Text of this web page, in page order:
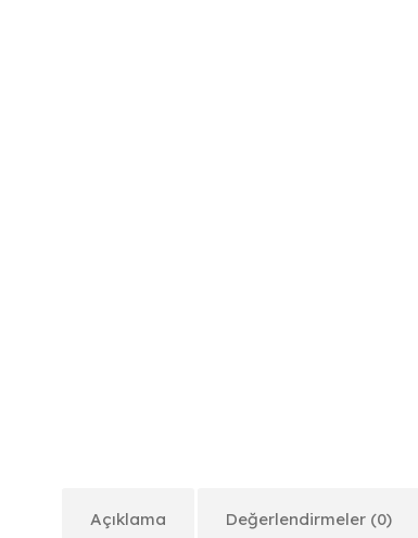
Açıklama Değerlendirmeler (0)